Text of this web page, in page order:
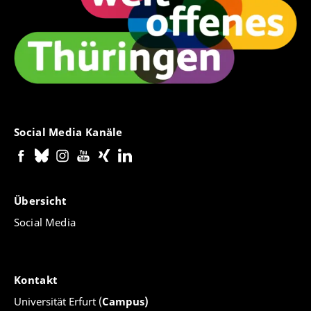
somit als Hoffnungszeichen einer neuen Form des
Miteinanders von Kirche und Welt werden. Sie bietet
viele Möglichkeiten, mit Menschen auch außerhalb
der kirchlichen »Blase« ins Gespräch zu treten und
dabei Rechenschaft über die Hoffnung der
Christinnen und Christen zu geben – und umgekehrt
ihnen gemeinsam unsere Welt menschlicher zu
machen. Sich diese Tatsache vor Augen zu führen, ist
angesichts eilfertiger Sparmaßnahmen im kirchlichen
Stunde darum, die kirchliche Infrastruktur diakonaler
Bildungsarbeit zu stärken und nicht (weiter) zu
schwächen, wie es leider gegenwärtig insbesondere
zum Verlag
Social Media Kanäle
Übersicht
Social Media
Kontakt
Universität Erfurt (Campus)